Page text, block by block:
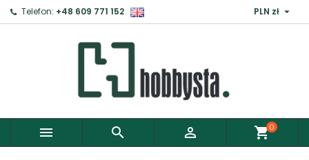
Telefon: +48 609 771 152 PLN zł 
   shopping_cart0